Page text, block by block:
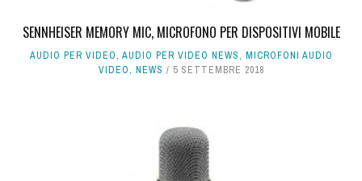
SENNHEISER MEMORY MIC, MICROFONO PER DISPOSITIVI MOBILE
AUDIO PER VIDEO, AUDIO PER VIDEO NEWS, MICROFONI AUDIO
VIDEO, NEWS 5 SETTEMBRE 2018